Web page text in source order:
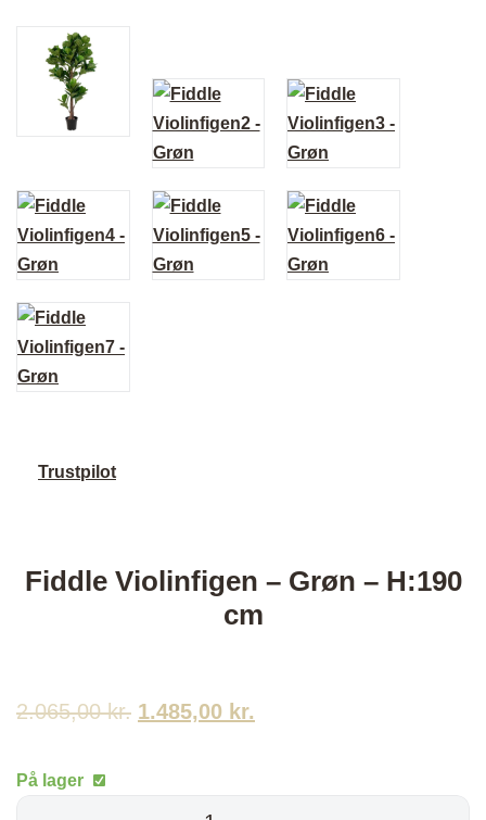
Trustpilot
Fiddle Violinfigen – Grøn – H:190
cm
2.065,00kr. Den
1.485,00 kr.
På lager